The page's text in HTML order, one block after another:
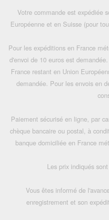
Votre commande est expédiée
Européenne et en Suisse (pour
Pour les expéditions en France
d'envoi de 10 euros est
France restant en Union
demandée. Pour les envois en
Paiement sécurisé en ligne, par
chèque bancaire ou postal, à
banque domiciliée en France
Les prix indiqués
Vous êtes informé de
enregistrement et son